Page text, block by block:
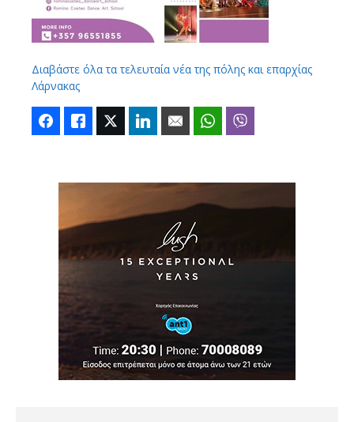
Διαβάστε όλα τα τελευταία νέα της πόλης και επαρχίας
Λάρνακας
FacebookLike Twitter LinkedIn Email WhatsApp